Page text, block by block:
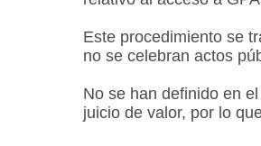
Este procedimiento se
no se celebran actos
No se han definido en
juicio de valor, por lo